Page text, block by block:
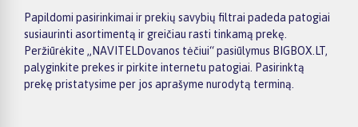
Papildomi pasirinkimai ir prekių savybių filtrai padeda patogiai
susiaurinti asortimentą ir greičiau rasti tinkamą prekę.
Peržiūrėkite „NAVITELDovanos tėčiui“ pasiūlymus BIGBOX.LT,
palyginkite prekes ir pirkite internetu patogiai. Pasirinktą
prekę pristatysime per jos aprašyme nurodytą terminą.